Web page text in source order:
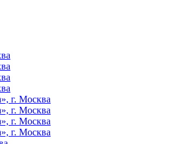
г. Москва
г. Москва
г. Москва
г. Москва